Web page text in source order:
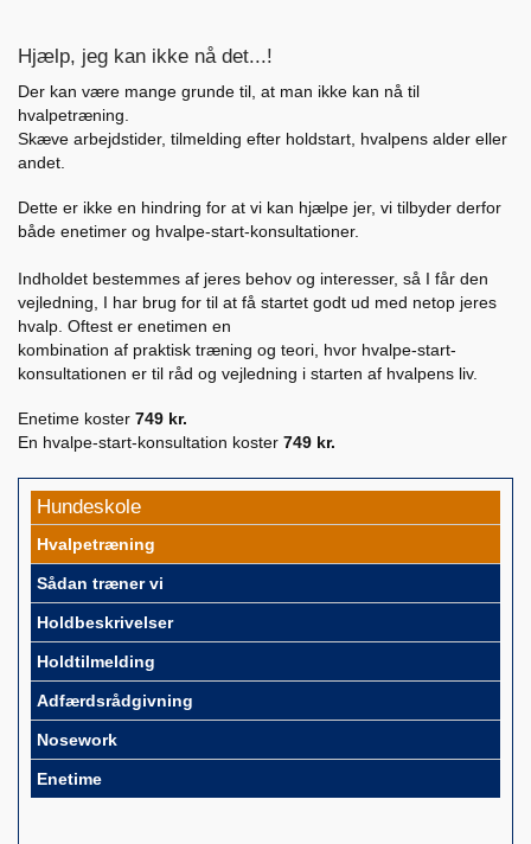
Hjælp, jeg kan ikke nå det...!
Der kan være mange grunde til, at man ikke kan nå til
hvalpetræning.
Skæve arbejdstider, tilmelding efter holdstart, hvalpens alder eller
andet.
Dette er ikke en hindring for at vi kan hjælpe jer, vi tilbyder derfor
både enetimer og hvalpe-start-konsultationer.
Indholdet bestemmes af jeres behov og interesser, så I får den
vejledning, I har brug for til at få startet godt ud med netop jeres
hvalp. Oftest er enetimen en
kombination af praktisk træning og teori, hvor hvalpe-start-
konsultationen er til råd og vejledning i starten af hvalpens liv.
Enetime koster 749 kr.
En hvalpe-start-konsultation koster 749 kr.
Hundeskole
Hvalpetræning
Sådan træner vi
Holdbeskrivelser
Holdtilmelding
Adfærdsrådgivning
Nosework
Enetime